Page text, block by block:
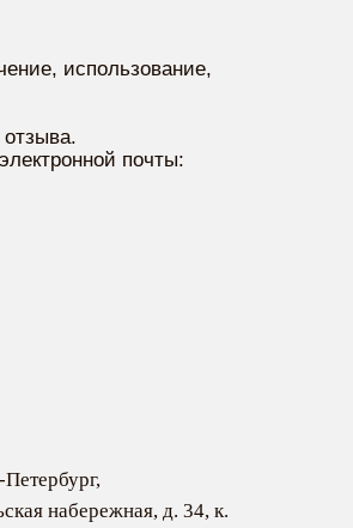
использование,
почты:
Петербург,
набережная, д. 34, к.